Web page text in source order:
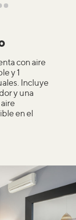
con aire
y 1
Incluye
y una
en el